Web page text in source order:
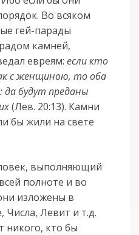
Во всяком
гей-парады
камней,
евреям:если кто
с женщиною, то оба
да будут преданы
(Лев. 20:13). Камни
бы жили на свете
выполняющий
полноте и во
изложены в
Числа, Левит и т.д.
никого, кто бы